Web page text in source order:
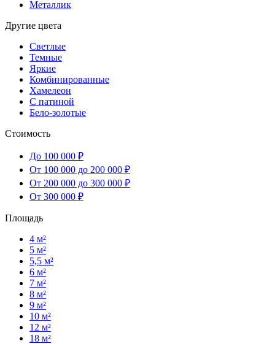
Металлик
Другие цвета
Светлые
Темные
Яркие
Комбинированные
Хамелеон
С патиной
Бело-золотые
Стоимость
До 100 000 ₽
От 100 000 до 200 000 ₽
От 200 000 до 300 000 ₽
От 300 000 ₽
Площадь
4 м²
5 м²
5,5 м²
6 м²
7 м²
8 м²
9 м²
10 м²
12 м²
18 м²